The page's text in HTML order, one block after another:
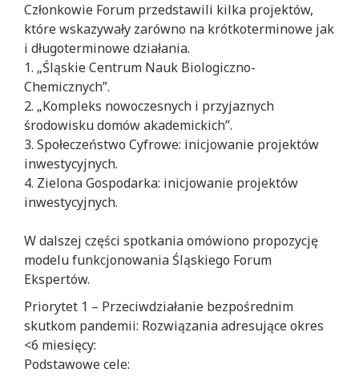
Członkowie Forum przedstawili kilka projektów,
które wskazywały zarówno na krótkoterminowe jak
i długoterminowe działania.
1. „Śląskie Centrum Nauk Biologiczno-
Chemicznych”.
2. „Kompleks nowoczesnych i przyjaznych
środowisku domów akademickich”.
3. Społeczeństwo Cyfrowe: inicjowanie projektów
inwestycyjnych.
4. Zielona Gospodarka: inicjowanie projektów
inwestycyjnych.
W dalszej części spotkania omówiono propozycję
modelu funkcjonowania Śląskiego Forum
Ekspertów.
Priorytet 1 – Przeciwdziałanie bezpośrednim
skutkom pandemii: Rozwiązania adresujące okres
<6 miesięcy:
Podstawowe cele: